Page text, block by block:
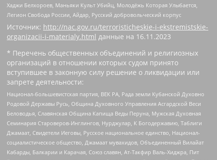
Хаджи Белхороев, Маньяки Культ Убийц, Молодёжь Которая Улыбается,
Легион Свобода России, Айдар, Русский добровольческий корпус
Источник: http://nac.gov.ru/terroristicheskie-i-ekstremistskie-
organizacii-i-materialy.html данные на 16.11.2023
* Перечень общественных объединений и религиозных
организаций в отношении которых судом принято
вступившее в законную силу решение о ликвидации или
запрете деятельности:
Национал-большевистская партия, ВЕК РА, Рада земли Кубанской Духовно
Родовой Державы Русь, Община Духовного Управления Асгардской Веси
Беловодья, Славянская Община Капища Веды Перуна, Мужская Духовная
Семинария Староверов-Инглингов, Нурджулар, К Богодержавию, Таблиги
Джамаат, Свидетели Иеговы, Русское национальное единство, Национал-
социалистическое общество, Джамаат мувахидов, Объединенный Вилайат
Кабарды, Балкарии и Карачая, Союз славян, Ат-Такфир Валь-Хиджра, Пит